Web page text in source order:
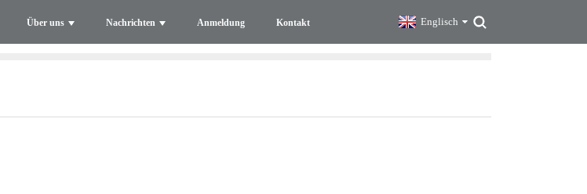
Über uns Nachrichten Anmeldung Kontakt
Englisch